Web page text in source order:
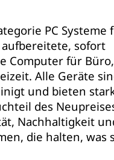
PC Systeme
sofort
Computer für
Alle Geräte
und bieten
des
Nachhaltigkeit
die halten, was